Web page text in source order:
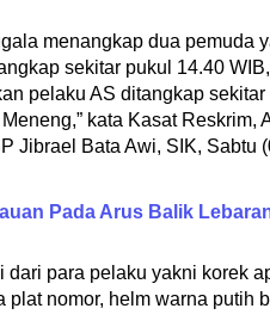
menangkap dua pemuda
sekitar pukul 14.40
pelaku AS ditangkap
kata Kasat Reskrim,
Jibrael Bata Awi, SIK, Sabtu
Pada Arus Balik
para pelaku yakni korek
nomor, helm warna putih